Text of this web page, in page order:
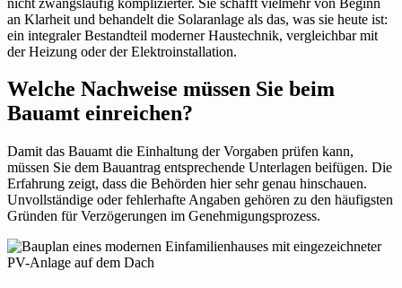
an Klarheit und behandelt die Solaranlage als das, was sie heute ist:
ein integraler Bestandteil moderner Haustechnik, vergleichbar mit
der Heizung oder der Elektroinstallation.
Welche Nachweise müssen Sie beim
Bauamt einreichen?
Damit das Bauamt die Einhaltung der Vorgaben prüfen kann,
müssen Sie dem Bauantrag entsprechende Unterlagen beifügen. Die
Erfahrung zeigt, dass die Behörden hier sehr genau hinschauen.
Unvollständige oder fehlerhafte Angaben gehören zu den häufigsten
Gründen für Verzögerungen im Genehmigungsprozess.